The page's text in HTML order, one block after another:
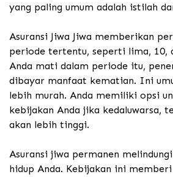
yang paling umum adalah istilah
Asuransi Jiwa Jiwa memberikan
periode tertentu, seperti lima, 10,
Anda mati dalam periode itu,
dibayar manfaat kematian. Ini
lebih murah. Anda memiliki opsi
kebijakan Anda jika kedaluwarsa,
akan lebih tinggi.
Asuransi jiwa permanen
hidup Anda. Kebijakan ini memberi